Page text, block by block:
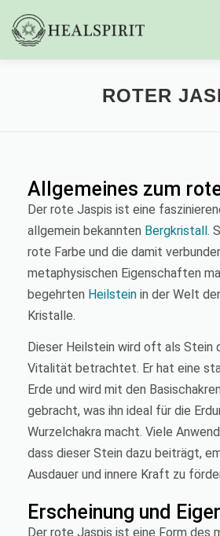
LUZIDES TRÄUMEN
MEIN KONTO
ROTER
Allgemeines zum
Der rote Jaspis ist eine
allgemein bekannten Bergkristall.
rote Farbe und die damit
metaphysischen Eigenschaften
begehrten Heilstein in der Welt
Kristalle.
Dieser Heilstein wird oft als Stein
Vitalität betrachtet. Er hat eine
Erde und wird mit den
gebracht, was ihn ideal für die
Wurzelchakra macht. Viele
dass dieser Stein dazu beiträgt,
Ausdauer und innere Kraft zu
Erscheinung und
Der rote Jaspis ist eine Form des